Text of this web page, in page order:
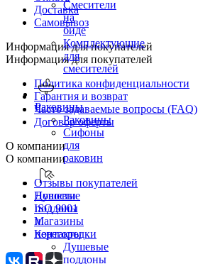
Смесители
на
биде
Комплектующие
для
смесителей
Раковины
Раковины
Сифоны
для
раковин
Душевые
поддоны
и
перегородки
Душевые
поддоны
Доставка
Самовывоз
Информация для покупателей
Информация для покупателей
Политика конфиденциальности
Гарантия и возврат
Часто задаваемые вопросы (FAQ)
Договор оферты
О компании
О компании
Отзывы покупателей
Новости
ISO 9001
Магазины
Контакты